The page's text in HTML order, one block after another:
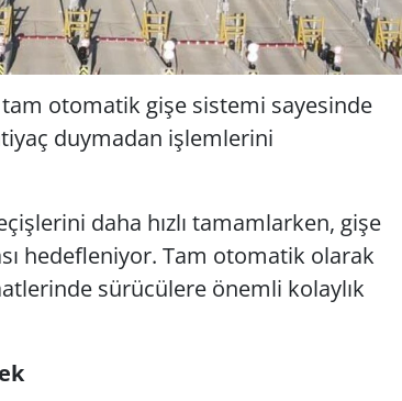
otomatik gişe sistemi sayesinde
duymadan işlemlerini
daha hızlı tamamlarken, gişe
hedefleniyor. Tam otomatik olarak
sürücülere önemli kolaylık